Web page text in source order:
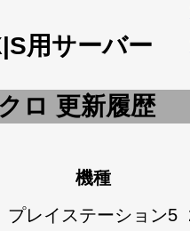
用サーバー
ロ 更新履歴
機種
プレイステーション5